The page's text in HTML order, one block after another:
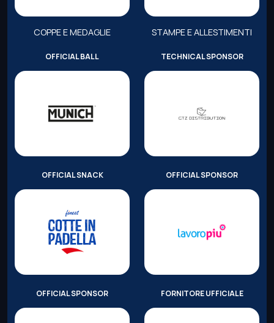
COPPE E MEDAGLIE STAMPE E ALLESTIMENTI
OFFICIAL BALL TECHNICAL SPONSOR
OFFICIAL SNACK OFFICIAL SPONSOR
OFFICIAL SPONSOR FORNITORE UFFICIALE